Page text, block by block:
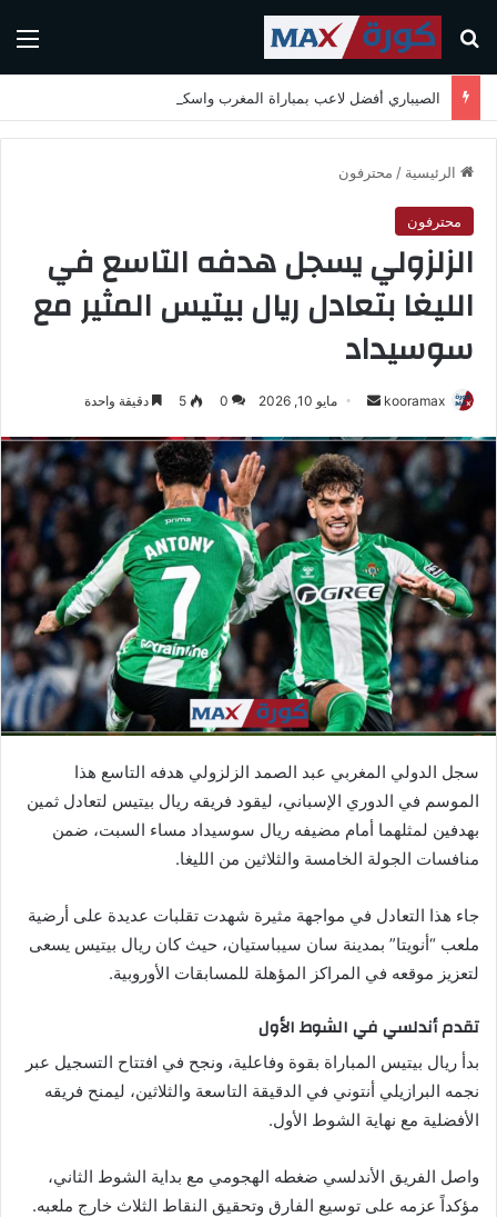
بحث عن
الرئيسية / محترفون
محترفون
الزلزولي يسجل هدفه التاسع في
الليغا بتعادل ريال بيتيس المثير مع
سوسيداد
kooramax
س
ل
ر
ي
د
ا
إ
ل
ك
ت
و
ن
ي
مايو 10, 2026 0
5 دقيقة واحدة
سجل الدولي المغربي عبد الصمد الزلزولي هدفه التاسع هذا
الموسم في الدوري الإسباني، ليقود فريقه ريال بيتيس لتعادل ثمين
بهدفين لمثلهما أمام مضيفه ريال سوسيداد مساء السبت، ضمن
منافسات الجولة الخامسة والثلاثين من الليغا.
جاء هذا التعادل في مواجهة مثيرة شهدت تقلبات عديدة على أرضية
ملعب “أنويتا” بمدينة سان سيباستيان، حيث كان ريال بيتيس يسعى
لتعزيز موقعه في المراكز المؤهلة للمسابقات الأوروبية.
تقدم أندلسي في الشوط الأول
بدأ ريال بيتيس المباراة بقوة وفاعلية، ونجح في افتتاح التسجيل عبر
نجمه البرازيلي أنتوني في الدقيقة التاسعة والثلاثين، ليمنح فريقه
الأفضلية مع نهاية الشوط الأول.
واصل الفريق الأندلسي ضغطه الهجومي مع بداية الشوط الثاني،
مؤكداً عزمه على توسيع الفارق وتحقيق النقاط الثلاث خارج ملعبه.